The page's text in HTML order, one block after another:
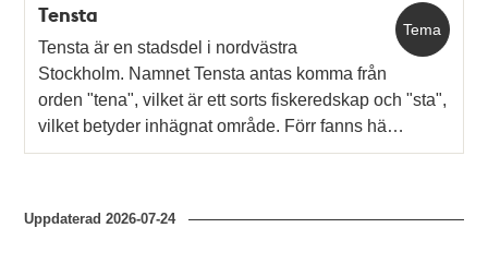
Tema
Tensta
Tensta är en stadsdel i nordvästra
Stockholm. Namnet Tensta antas komma från
orden "tena", vilket är ett sorts fiskeredskap och "sta",
vilket betyder inhägnat område. Förr fanns hä…
Uppdaterad2026-07-24